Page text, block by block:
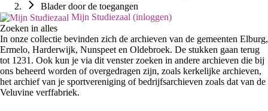
Blader door de toegangen
Mijn Studiezaal (inloggen)
Zoeken in alles
In onze collectie bevinden zich de archieven van de gemeenten Elburg,
Ermelo, Harderwijk, Nunspeet en Oldebroek. De stukken gaan terug
tot 1231. Ook kun je via dit venster zoeken in andere archieven die bij
ons beheerd worden of overgedragen zijn, zoals kerkelijke archieven,
het archief van je sportvereniging of bedrijfsarchieven zoals dat van de
Veluvine verffabriek.